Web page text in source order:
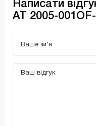
Написати
AT 2005-